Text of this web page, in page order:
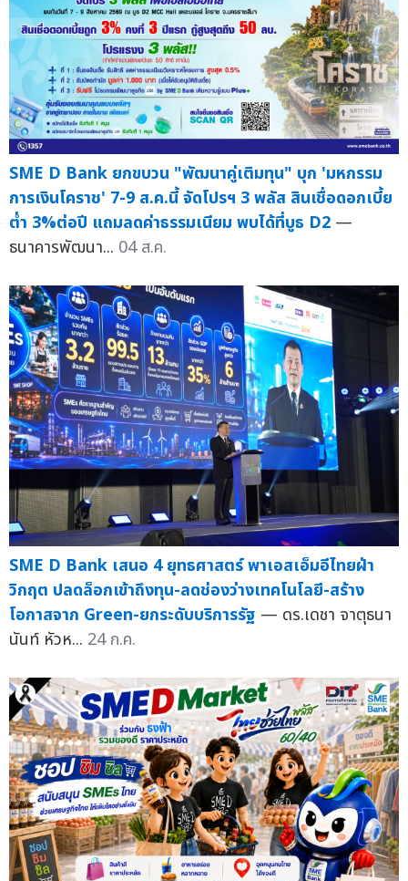
SME D Bank ยกขบวน "พัฒนาคู่เติมทุน" บุก 'มหกรรม
การเงินโคราช' 7-9 ส.ค.นี้ จัดโปรฯ 3 พลัส สินเชื่อดอกเบี้ย
ต่ำ 3%ต่อปี แถมลดค่าธรรมเนียม พบได้ที่บูธ D2 —
ธนาคารพัฒนา... 04 ส.ค.
SME D Bank เสนอ 4 ยุทธศาสตร์ พาเอสเอ็มอีไทยฝ่า
วิกฤต ปลดล็อกเข้าถึงทุน-ลดช่องว่างเทคโนโลยี-สร้าง
โอกาสจาก Green-ยกระดับบริการรัฐ — ดร.เดชา จาตุธนา
นันท์ หัวห... 24 ก.ค.